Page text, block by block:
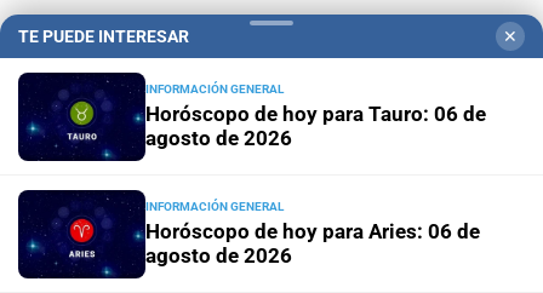
Geriátrico del horror
Ratifican tres denuncias previas al
incendio y piden que la prueba se incorpore a la
investigación
En Clucellas
Accidente fatal en la Autovía 19: volcó un
camión frigorífico y murió uno de sus ocupantes
TE PUEDE INTERESAR ✕
INFORMACIÓN GENERAL
Horóscopo de hoy para Tauro: 06 de
agosto de 2026
INFORMACIÓN GENERAL
Horóscopo de hoy para Aries: 06 de
agosto de 2026